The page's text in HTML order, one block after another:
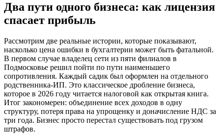
Два пути одного бизнеса: как лицензия
спасает прибыль
Рассмотрим две реальные истории, которые показывают,
насколько цена ошибки в бухгалтерии может быть фатальной.
В первом случае владелец сети из пяти филиалов в
Подмосковье решил пойти по пути наименьшего
сопротивления. Каждый садик был оформлен на отдельного
родственника-ИП. Это классическое дробление бизнеса,
которое в 2026 году читается налоговой как открытая книга.
Итог закономерен: объединение всех доходов в одну
структуру, потеря права на упрощенку и доначисление НДС за
три года. Бизнес просто перестал существовать под грузом
штрафов.